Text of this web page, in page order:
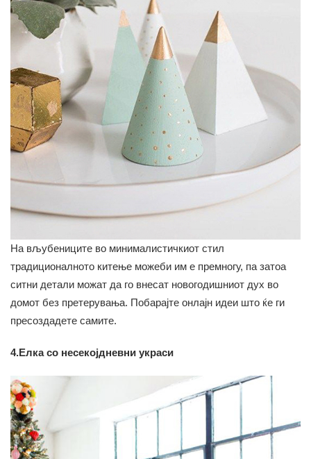
На вљубениците во минималистичкиот стил
традиционалното китење можеби им е премногу, па затоа
ситни детали можат да го внесат новогодишниот дух во
домот без претерувања. Побарајте онлајн идеи што ќе ги
пресоздадете самите.
4.Елка со несекојдневни украси